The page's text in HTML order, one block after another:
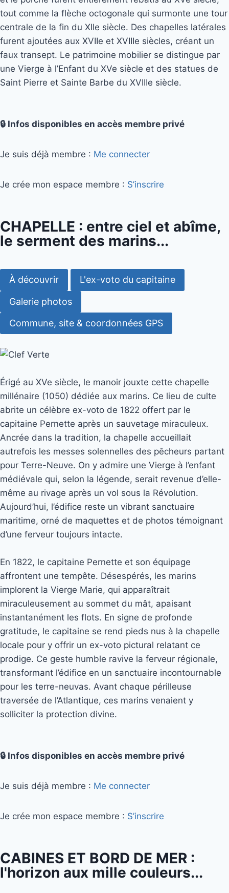
tout comme la flèche octogonale qui surmonte une tour
centrale de la fin du XIIe siècle. Des chapelles latérales
furent ajoutées aux XVIIe et XVIIIe siècles, créant un
faux transept. Le patrimoine mobilier se distingue par
une Vierge à l’Enfant du XVe siècle et des statues de
Saint Pierre et Sainte Barbe du XVIIIe siècle.
🔒 Infos disponibles en accès membre privé
Je suis déjà membre : Me connecter
Je crée mon espace membre : S’inscrire
CHAPELLE : entre ciel et abîme,
le serment des marins...
À découvrir L'ex-voto du capitaine
Galerie photos
Commune, site & coordonnées GPS
Érigé au XVe siècle, le manoir jouxte cette chapelle
millénaire (1050) dédiée aux marins. Ce lieu de culte
abrite un célèbre ex-voto de 1822 offert par le
capitaine Pernette après un sauvetage miraculeux.
Ancrée dans la tradition, la chapelle accueillait
autrefois les messes solennelles des pêcheurs partant
pour Terre-Neuve. On y admire une Vierge à l’enfant
médiévale qui, selon la légende, serait revenue d’elle-
même au rivage après un vol sous la Révolution.
Aujourd’hui, l’édifice reste un vibrant sanctuaire
maritime, orné de maquettes et de photos témoignant
d’une ferveur toujours intacte.
En 1822, le capitaine Pernette et son équipage
affrontent une tempête. Désespérés, les marins
implorent la Vierge Marie, qui apparaîtrait
miraculeusement au sommet du mât, apaisant
instantanément les flots. En signe de profonde
gratitude, le capitaine se rend pieds nus à la chapelle
locale pour y offrir un ex-voto pictural relatant ce
prodige. Ce geste humble ravive la ferveur régionale,
transformant l’édifice en un sanctuaire incontournable
pour les terre-neuvas. Avant chaque périlleuse
traversée de l’Atlantique, ces marins venaient y
solliciter la protection divine.
🔒 Infos disponibles en accès membre privé
Je suis déjà membre : Me connecter
Je crée mon espace membre : S’inscrire
CABINES ET BORD DE MER :
l'horizon aux mille couleurs...